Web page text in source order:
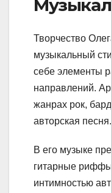
Творчество
музыкальный
себе элементы
направлений.
жанрах рок,
авторская песня.
В его музыке
гитарные
интимностью